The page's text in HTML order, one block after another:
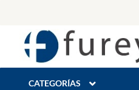
CATEGORÍAS